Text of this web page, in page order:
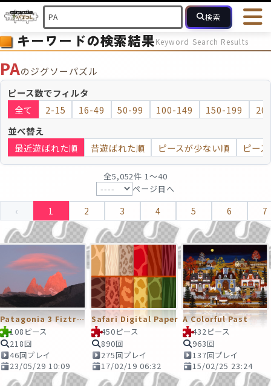
検索
HOME 会員登録
ログイン
最近投稿され
ピース数 2～15 16～49 50～99 100
モザイク モザイクのみ
キーワードの検索結果Keyword Search Results
PAのジグソーパズル
ピース数でフィルタ
全て
2-15 16-49 50-99 100-149 150-199
並べ替え
最近遊ばれた順
昔遊ばれた順 ピースが少ない順 ピー
全5,052件 1〜40
ページ目へ
‹ 1 2 3 4 5 6 7
Patagonia 3 Fiztroy 3
108ピース
218回
46回プレイ
23/05/29 10:09
Safari Digital Paper
450ピース
890回
275回プレイ
17/02/19 06:32
A Colorful Past
432ピース
963回
137回プレイ
15/02/25 23:24